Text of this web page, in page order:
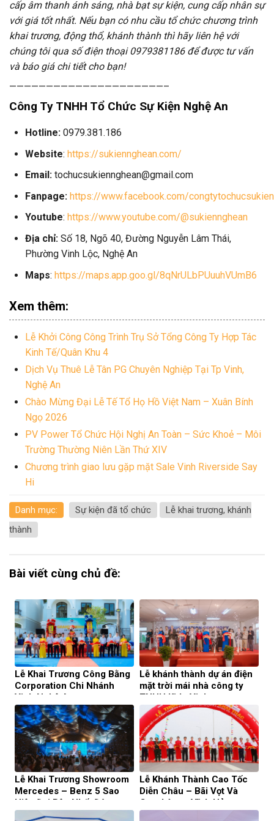
cấp âm thanh ánh sáng, nhà bạt sự kiện, cung cấp nhân sự
với giá tốt nhất. Nếu bạn có nhu cầu tổ chức chương trình
khai trương, động thổ, khánh thành thì hãy liên hệ với
chúng tôi qua số điện thoại 0979381186 để được tư vấn
và báo giá chi tiết cho bạn!
—————————————————————–
Công Ty TNHH Tổ Chức Sự Kiện Nghệ An
Hotline: 0979.381.186
Website: https://sukiennghean.com/
Email: tochucsukiennghean@gmail.com
Fanpage: https://www.facebook.com/
Youtube: https://www.youtube.com/@sukiennghean
Địa chỉ: Số 18, Ngõ 40, Đường Nguyễn Lâm Thái,
Phường Vinh Lộc, Nghệ An
Maps: https://maps.app.goo.gl/8qNrULbPUuuhVUmB6
Xem thêm:
Lễ Khởi Công Công Trình Trụ Sở Tổng Công Ty Hợp Tác
Kinh Tế/Quân Khu 4
Dịch Vụ Thuê Lễ Tân PG Chuyên Nghiệp Tại Tp Vinh,
Nghệ An
Chào Mừng Đại Lễ Tế Tổ Họ Hồ Việt Nam – Xuân Bính
Ngọ 2026
PV Power Tổ Chức Hội Nghị An Toàn – Sức Khoẻ – Môi
Trường Thường Niên Lần Thứ XIV
Chương trình giao lưu gặp mặt Sale Vinh Riverside Say
Hi
Danh mục: Sự kiện đã tổ chức
Lễ khai trương, khánh
thành
Bài viết cùng chủ đề:
Lễ Khai Trương Công Bằng
Corporation Chi Nhánh
Vinh Nghệ An
Lễ khánh thành dự án điện
mặt trời mái nhà công ty
TNHH Kido Vinh
Lễ Khai Trương Showroom
Mercedes – Benz 5 Sao
Hiện Đại Bậc Nhất Đông
Nam Á
Lễ Khánh Thành Cao Tốc
Diễn Châu – Bãi Vọt Và
Cam Lâm – Vĩnh Hảo​